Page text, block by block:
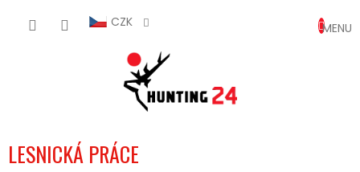
CZK
KOŠÍK
LESNICKÁ PRÁCE